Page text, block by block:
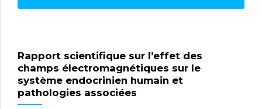
Rapport scientifique sur l’effet des
champs électromagnétiques sur le
système endocrinien humain et
pathologies associées